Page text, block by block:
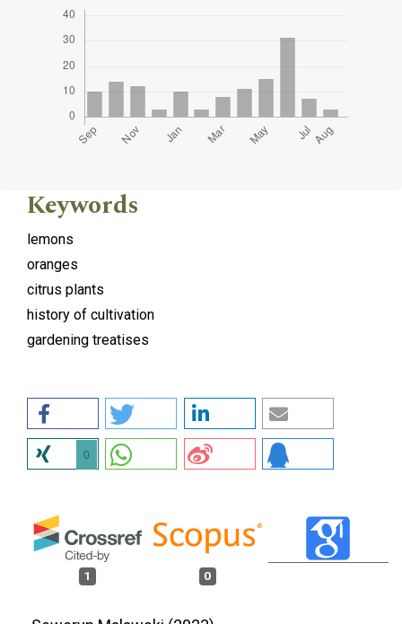
Keywords
lemons
oranges
citrus plants
history of cultivation
gardening treatises
0
1 0